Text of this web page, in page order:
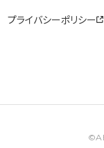
プライバシーポリシー